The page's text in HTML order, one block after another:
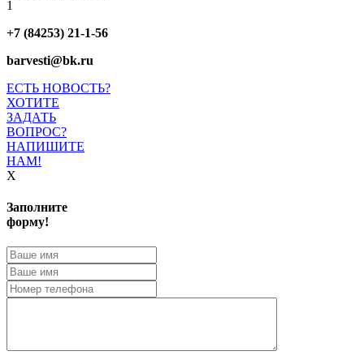
1
+7 (84253) 21-1-56
barvesti@bk.ru
ЕСТЬ НОВОСТЬ?
ХОТИТЕ
ЗАДАТЬ
ВОПРОС?
НАПИШИТЕ
НАМ!
X
Заполните
форму!